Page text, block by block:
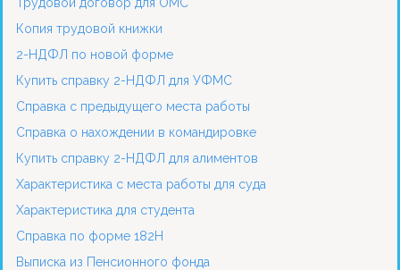
Трудовой договор для ОМС
Копия трудовой книжки
2-НДФЛ по новой форме
Купить справку 2-НДФЛ для УФМС
Справка с предыдущего места работы
Справка о нахождении в командировке
Купить справку 2-НДФЛ для алиментов
Характеристика с места работы для суда
Характеристика для студента
Справка по форме 182Н
Выписка из Пенсионного фонда